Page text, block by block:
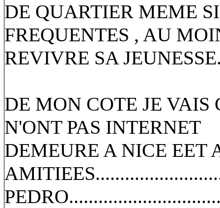
DE QUARTIER MEME
FREQUENTES , AU
REVIVRE SA
DE MON COTE JE
N'ONT PAS INTERNET
DEMEURE A NICE EET